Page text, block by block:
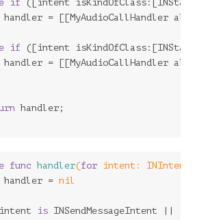
if ([intent
handler = [[MyAudioCallHandler
if ([intent
handler = [[MyAudioCallHandler
handler;
func handler(for intent: INIntent)
handler = nil
is INSendMessageIntent